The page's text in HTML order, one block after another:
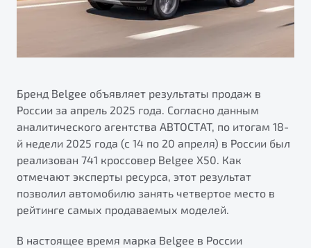
В наличии
S50
Элегантный и практичный седан
Узнайте о специальных выгодах при покупке
автомобиля Belgee
Подробно
Реферальная программа
Помощь на дорогах
Бренд Belgee объявляет результаты продаж в
России за апрель 2025 года. Согласно данным
аналитического агентства АВТОСТАТ, по итогам 18-
й недели 2025 года (с 14 по 20 апреля) в России был
реализован 741 кроссовер Belgee X50. Как
отмечают эксперты ресурса, этот результат
позволил автомобилю занять четвертое место в
рейтинге самых продаваемых моделей.
В настоящее время марка Belgee в России